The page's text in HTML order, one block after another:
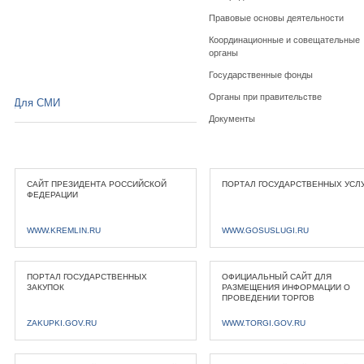
Правовые основы деятельности
Координационные и совещательные
органы
Государственные фонды
Органы при правительстве
Документы
Для СМИ
САЙТ ПРЕЗИДЕНТА РОССИЙСКОЙ
ФЕДЕРАЦИИ
WWW.KREMLIN.RU
ПОРТАЛ ГОСУДАРСТВЕННЫХ
WWW.GOSUSLUGI.RU
ПОРТАЛ ГОСУДАРСТВЕННЫХ
ЗАКУПОК
ZAKUPKI.GOV.RU
ОФИЦИАЛЬНЫЙ САЙТ ДЛЯ
РАЗМЕЩЕНИЯ ИНФОРМАЦИИ О
ПРОВЕДЕНИИ ТОРГОВ
WWW.TORGI.GOV.RU